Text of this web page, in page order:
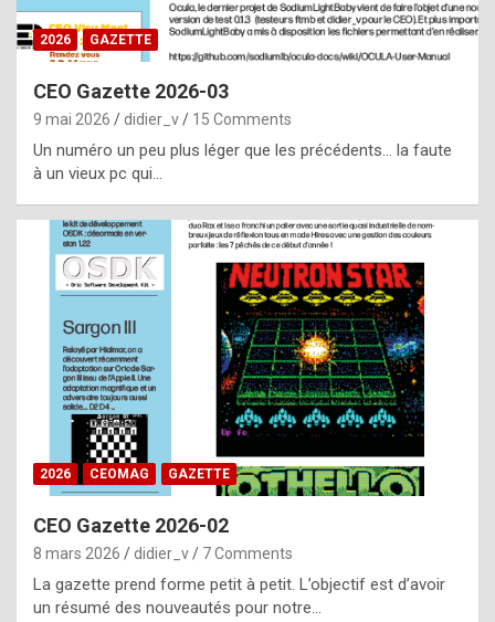
s
i
e
f
o
m
m
a
y
b
e
b
y
g
e
n
2026 GAZETTE
CEO Gazette 2026-03
9 mai 2026 didier_v 15 Comments
Un numéro un peu plus léger que les précédents… la faute
à un vieux pc qui…
2026 CEOMAG GAZETTE
CEO Gazette 2026-02
8 mars 2026 didier_v 7 Comments
La gazette prend forme petit à petit. L’objectif est d’avoir
un résumé des nouveautés pour notre…